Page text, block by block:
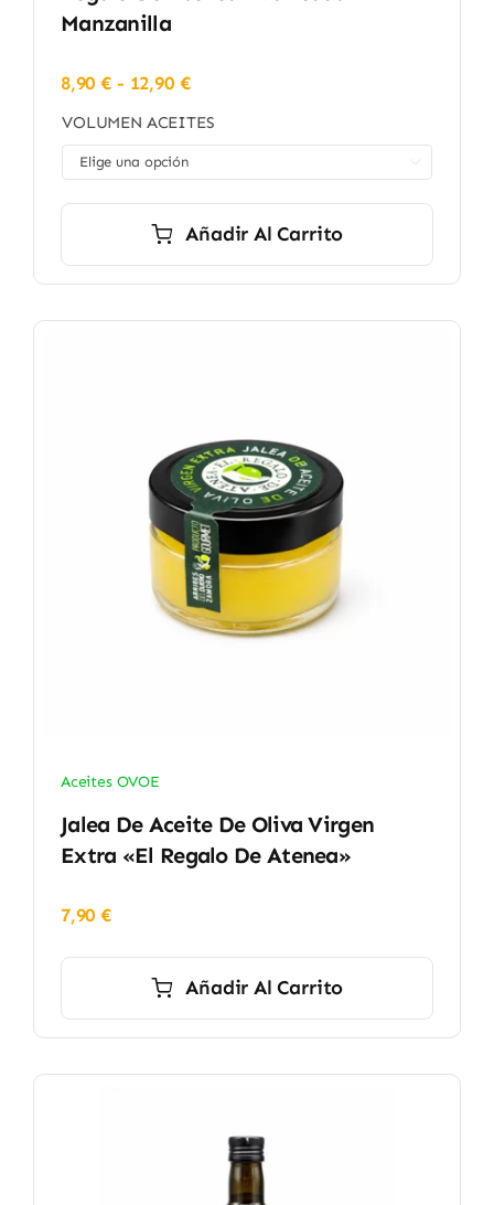
Manzanilla
8,90€ - 12,90 €Rango
precios:
desde
VOLUMEN ACEITES
Añadir Al Carrito
Aceites OVOE
Jalea De Aceite De Oliva Virgen
Extra «El Regalo De Atenea»
7,90€
Añadir Al Carrito